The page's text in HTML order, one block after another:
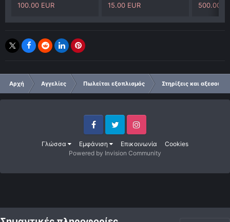
100.00 EUR
15.00 EUR
500.00
Αρχή Αγγελίες Πωλείται εξοπλισμός Στηρίξεις και αξεσουάρ
Γλώσσα Εμφάνιση Επικοινωνία Cookies
FacebookTwitter Instagram
Powered by Invision Community